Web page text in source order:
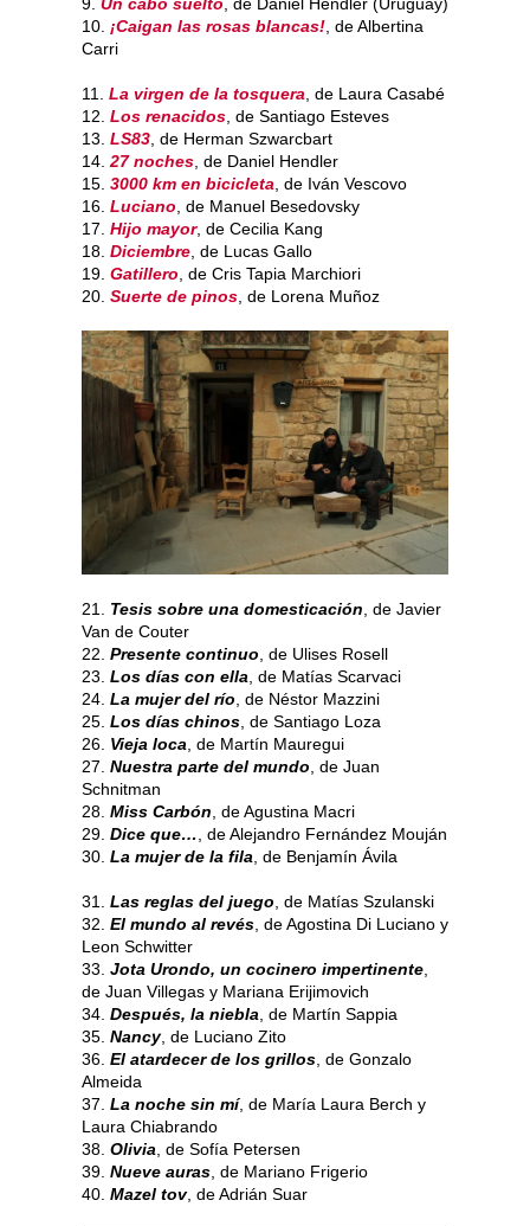
10. ¡Caigan las rosas blancas! , de Albertina
Carri
11. La virgen de la tosquera , de Laura Casabé
12. Los renacidos , de Santiago Esteves
13. LS83 , de Herman Szwarcbart
14. 27 noches , de Daniel Hendler
15. 3000 km en bicicleta , de Iván Vescovo
16. Luciano , de Manuel Besedovsky
17. Hijo mayor, de Cecilia Kang
18. Diciembre , de Lucas Gallo
19. Gatillero , de Cris Tapia Marchiori
20. Suerte de pinos , de Lorena Muñoz
21. Tesis sobre una domesticación , de Javier
Van de Couter
22. Presente continuo , de Ulises Rosell
23. Los días con ella , de Matías Scarvaci
24. La mujer del río , de Néstor Mazzini
25. Los días chinos , de Santiago Loza
26. Vieja loca , de Martín Mauregui
27. Nuestra parte del mundo , de Juan
Schnitman
28. Miss Carbón , de Agustina Macri
29. Dice que… , de Alejandro Fernández Mouján
30. La mujer de la fila , de Benjamín Ávila
31. Las reglas del juego , de Matías Szulanski
32. El mundo al revés , de Agostina Di Luciano y
Leon Schwitter
33. Jota Urondo, un cocinero impertinente
de Juan Villegas y Mariana Erijimovich
34. Después, la niebla , de Martín Sappia
35. Nancy, de Luciano Zito
36. El atardecer de los grillos , de Gonzalo
Almeida
37. La noche sin mí, de María Laura Berch y
Laura Chiabrando
38. Olivia , de Sofía Petersen
39. Nueve auras , de Mariano Frigerio
40. Mazel tov, de Adrián Suar